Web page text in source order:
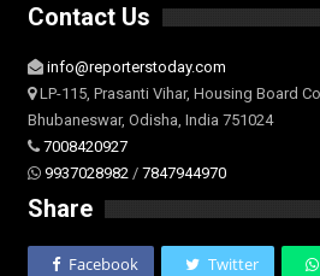
Contact Us
info@reporterstoday.com
LP-115, Prasanti Vihar, Housing Board
Bhubaneswar, Odisha, India 751024
7008420927
9937028982 / 7847944970
Share
Facebook Twitter